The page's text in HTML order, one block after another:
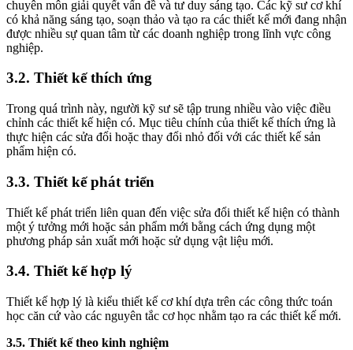
chuyên môn giải quyết vấn đề và tư duy sáng tạo. Các kỹ sư cơ khí
có khả năng sáng tạo, soạn thảo và tạo ra các thiết kế mới đang nhận
được nhiều sự quan tâm từ các doanh nghiệp trong lĩnh vực công
nghiệp.
3.2. Thiết kế thích ứng
Trong quá trình này, người kỹ sư sẽ tập trung nhiều vào việc điều
chỉnh các thiết kế hiện có. Mục tiêu chính của thiết kế thích ứng là
thực hiện các sửa đổi hoặc thay đổi nhỏ đối với các thiết kế sản
phẩm hiện có.
3.3. Thiết kế phát triển
Thiết kế phát triển liên quan đến việc sửa đổi thiết kế hiện có thành
một ý tưởng mới hoặc sản phẩm mới bằng cách ứng dụng một
phương pháp sản xuất mới hoặc sử dụng vật liệu mới.
3.4. Thiết kế hợp lý
Thiết kế hợp lý là kiểu thiết kế cơ khí dựa trên các công thức toán
học căn cứ vào các nguyên tắc cơ học nhằm tạo ra các thiết kế mới.
3.5. Thiết kế theo kinh nghiệm